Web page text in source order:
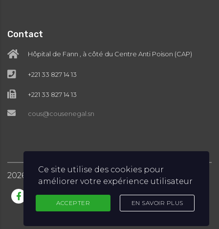
Contact
Hôpital de Fann , à côté du Centre Anti Poison (CAP)
+221 33 827 14 13
+221 33 827 14 13
cous@cousenegal.sn
2026 COUS © Tous droits réservés
Ce site utilise des cookies pour
améliorer votre expérience utilisateur
ACCEPTER EN SAVOIR PLUS